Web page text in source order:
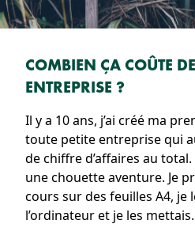
COMBIEN ÇA COÛTE
ENTREPRISE ?
Il y a 10 ans, j’ai créé ma
toute petite entreprise qui
de chiffre d’affaires au
une chouette aventure. Je
cours sur des feuilles A4, je
l’ordinateur et je les